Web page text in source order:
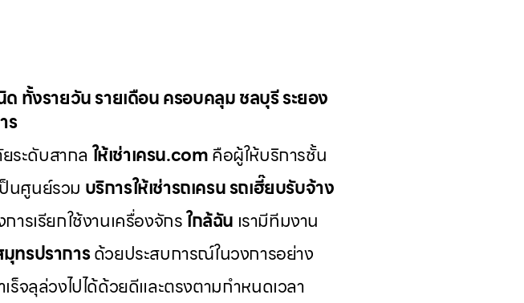
ด ทั้งรายวัน รายเดือน ครอบคลุม ชลบุรี ระยอง
ร
ระดับสากลให้เช่าเครน.comคือผู้ให้บริการชั้น
นศูนย์รวม บริการให้เช่ารถเครน รถเฮี๊ยบรับจ้าง
รเรียกใช้งานเครื่องจักรใกล้ฉัน เรามีทีมงาน
ทรปราการด้วยประสบการณ์ในวงการอย่าง
ร็จลุล่วงไปได้ด้วยดีและตรงตามกำหนดเวลา